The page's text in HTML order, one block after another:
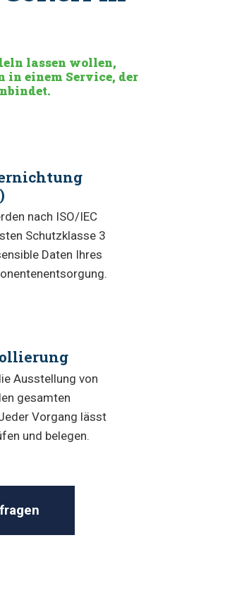
lassen wollen,
in einem Service, der
nach ISO/IEC
Schutzklasse 3
Daten Ihres
Ausstellung von
gesamten
Vorgang lässt
und belegen.